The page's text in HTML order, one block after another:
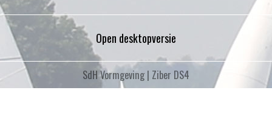
Open desktopversie
SdH Vormgeving | Ziber DS4